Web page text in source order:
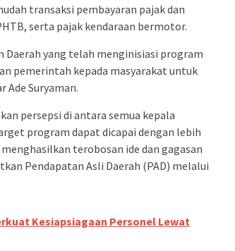
transaksi pembayaran pajak dan
serta pajak kendaraan bermotor.
Daerah yang telah menginisiasi program
pemerintah kepada masyarakat untuk
Ade Suryaman.
persepsi di antara semua kepala
program dapat dicapai dengan lebih
terobosan ide dan gagasan
Pendapatan Asli Daerah (PAD) melalui
Kesiapsiagaan Personel Lewat